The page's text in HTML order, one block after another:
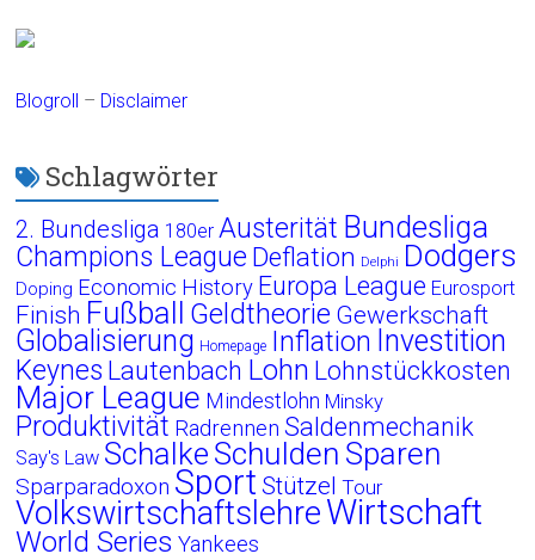
Blogroll – Disclaimer
Schlagwörter
2. Bundesliga 180er Austerität Bundesliga
Champions League Deflation Delphi Dodgers
Doping Economic History Europa League Eurosport
Finish Fußball Geldtheorie Gewerkschaft
Globalisierung Homepage Inflation Investition
Keynes Lautenbach Lohn Lohnstückkosten
Major League Mindestlohn Minsky
Produktivität Radrennen Saldenmechanik
Say's Law Schalke Schulden Sparen
Sparparadoxon Sport Stützel Tour
VolkswirtschaftslehreWirtschaft
World Series Yankees